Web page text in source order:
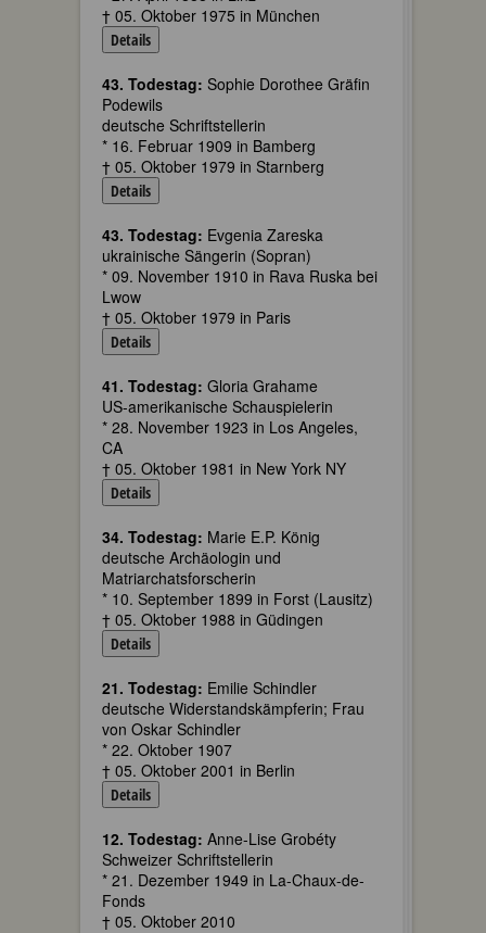
† 05. Oktober 1975 in München
Details
43. Todestag: Sophie Dorothee Gräfin
Podewils
deutsche Schriftstellerin
* 16. Februar 1909 in Bamberg
† 05. Oktober 1979 in Starnberg
Details
43. Todestag: Evgenia Zareska
ukrainische Sängerin (Sopran)
* 09. November 1910 in Rava Ruska bei
Lwow
† 05. Oktober 1979 in Paris
Details
41. Todestag: Gloria Grahame
US-amerikanische Schauspielerin
* 28. November 1923 in Los Angeles,
CA
† 05. Oktober 1981 in New York NY
Details
34. Todestag: Marie E.P. König
deutsche Archäologin und
Matriarchatsforscherin
* 10. September 1899 in Forst (Lausitz)
† 05. Oktober 1988 in Güdingen
Details
21. Todestag: Emilie Schindler
deutsche Widerstandskämpferin; Frau
von Oskar Schindler
* 22. Oktober 1907
† 05. Oktober 2001 in Berlin
Details
12. Todestag: Anne-Lise Grobéty
Schweizer Schriftstellerin
* 21. Dezember 1949 in La-Chaux-de-
Fonds
† 05. Oktober 2010